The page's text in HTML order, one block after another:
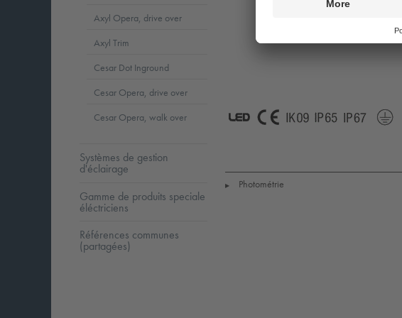
▶ Photométrie
Axyl Opera, drive over
Axyl Trim
Cesar Dot Inground
Cesar Opera, drive over
Cesar Opera, walk over
Systèmes de gestion
d'éclairage
Gamme de produits speciale
éléctriciens
Références communes
(partagées)